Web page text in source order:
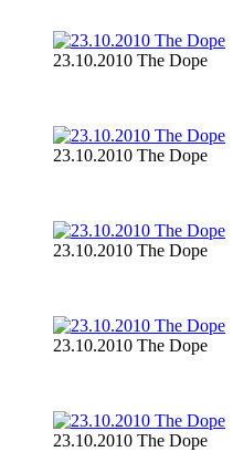
23.10.2010 The Dope
23.10.2010 The Dope
23.10.2010 The Dope
23.10.2010 The Dope
23.10.2010 The Dope